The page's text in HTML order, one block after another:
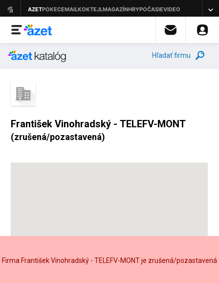
Hľadať firmu
František Vinohradský - TELEFV-MONT
(zrušená/pozastavená)
Firma František Vinohradský - TELEFV-MONT je zrušená/pozastavená